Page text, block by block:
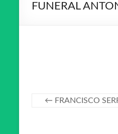
FUNERAL
← FRANCISCO